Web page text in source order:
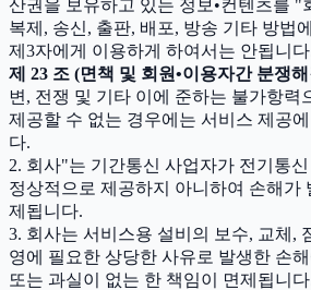
산권을 보유하고 있는 정보•컨텐츠를 "
복제, 송신, 출판, 배포, 방송 기타 방법
제3자에게 이용하게 하여서는 안됩니
제 23 조 (면책 및 회원•이용자간 분쟁
변, 전쟁 및 기타 이에 준하는 불가항력
제공할 수 없는 경우에는 서비스 제공
다.
2. 회사"는 기간통신 사업자가 전기통
정상적으로 제공하지 아니하여 손해가
제됩니다.
3. 회사는 서비스용 설비의 보수, 교체,
영에 필요한 상당한 사유로 발생한 손
또는 과실이 없는 한 책임이 면제됩니